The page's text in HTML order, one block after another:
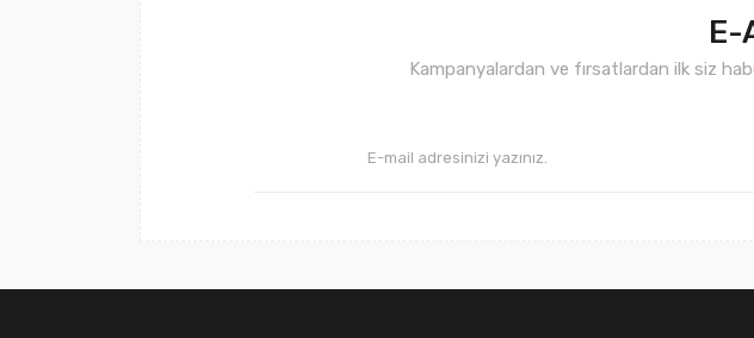
E-
Kampanyalardan ve fırsatlardan ilk siz